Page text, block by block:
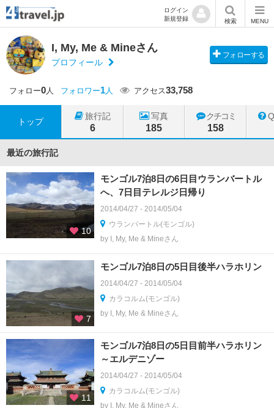
ログイン
新規登録
検索 MENU
I, My, Me & Mineさん
プロフィール
フォローする
フォロー0人 フォロワー1人 アクセス33,758
トップ
旅行記
6
写真
185
クチコミ
158
最近の旅行記
10
モンゴル7泊8日の6日目ウランバートル
へ、7日目テレルジ日帰り
2014/04/27 - 2014/05/04
ウランバートル(モンゴル)
by I, My, Me & Mineさん
7
モンゴル7泊8日の5日目後半ハラホリン
2014/04/27 - 2014/05/04
カラコルム(モンゴル)
by I, My, Me & Mineさん
11
モンゴル7泊8日の5日目前半ハラホリン
～エルデニゾー
2014/04/27 - 2014/05/04
カラコルム(モンゴル)
by I, My, Me & Mineさん